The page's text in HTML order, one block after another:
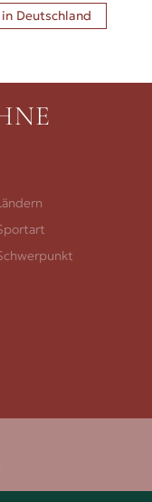
Deutschland